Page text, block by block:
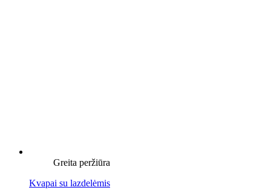
Greita peržiūra
Kvapai su lazdelėmis